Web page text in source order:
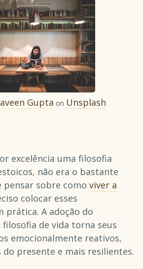
Gupta on Unsplash
excelência uma filosofia
não era o bastante
pensar sobre como viver a
colocar esses
prática. A adoção do
de vida torna seus
emocionalmente reativos,
do presente e mais resilientes.